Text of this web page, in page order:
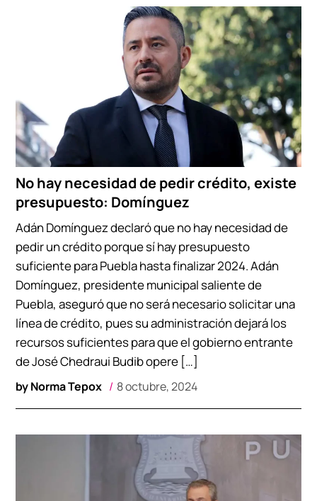
No hay necesidad de pedir crédito, existe
presupuesto: Domínguez
byNorma Tepox 8 octubre, 2024
Adán Domínguez declaró que no hay necesidad de
pedir un crédito porque sí hay presupuesto
suficiente para Puebla hasta finalizar 2024. Adán
Domínguez, presidente municipal saliente de
Puebla, aseguró que no será necesario solicitar una
línea de crédito, pues su administración dejará los
recursos suficientes para que el gobierno entrante
de José Chedraui Budib opere […]